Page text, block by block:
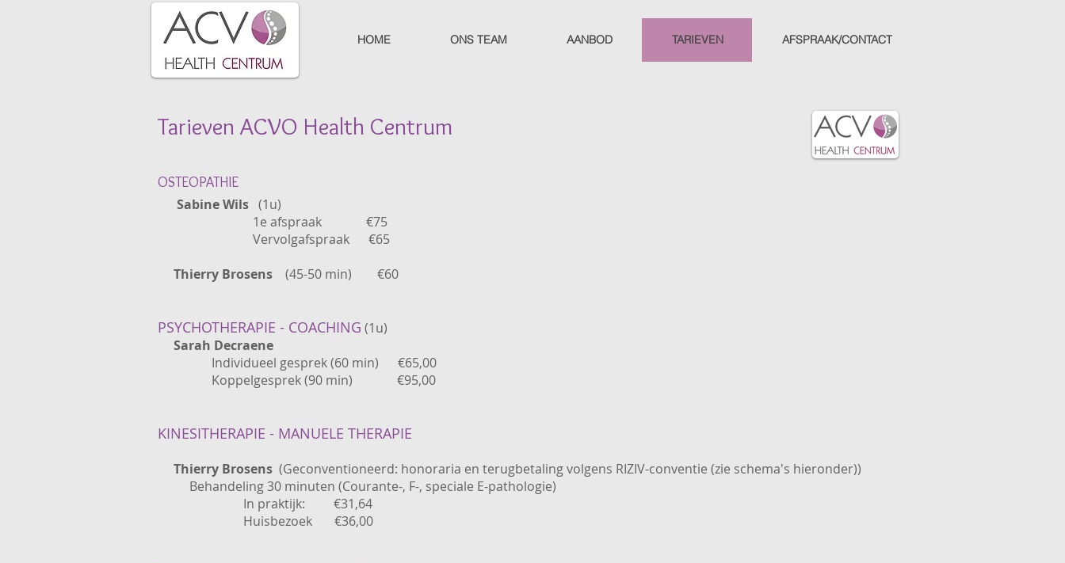
HOME ONS TEAM AANBOD TARIEVEN AFSPRAAK/CONTACT
Tarieven ACVO Health Centrum
OSTEOPATHIE
Sabine Wils (1u)
1e afspraak €75
Vervolgafspraak €65
Thierry Brosens (45-50 min) €60
PSYCHOTHERAPIE - COACHING (1u)
Sarah Decraene
Individueel gesprek (60 min) €65,00
Koppelgesprek (90 min) €95,00
KINESITHERAPIE - MANUELE THERAPIE
Thierry Brosens (Geconventioneerd: honoraria en terugbetaling volgens RIZIV-conventie (zie schema's hieronder))
Behandeling 30 minuten (Courante-, F-, speciale E-pathologie)
In praktijk: €31,64
Huisbezoek €36,00